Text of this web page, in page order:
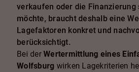
verkaufen oder die Finanzierung
möchte, braucht deshalb eine
Lagefaktoren konkret und
berücksichtigt.
Bei derWertermittlung eines
Wolfsburg wirken Lagekriterien